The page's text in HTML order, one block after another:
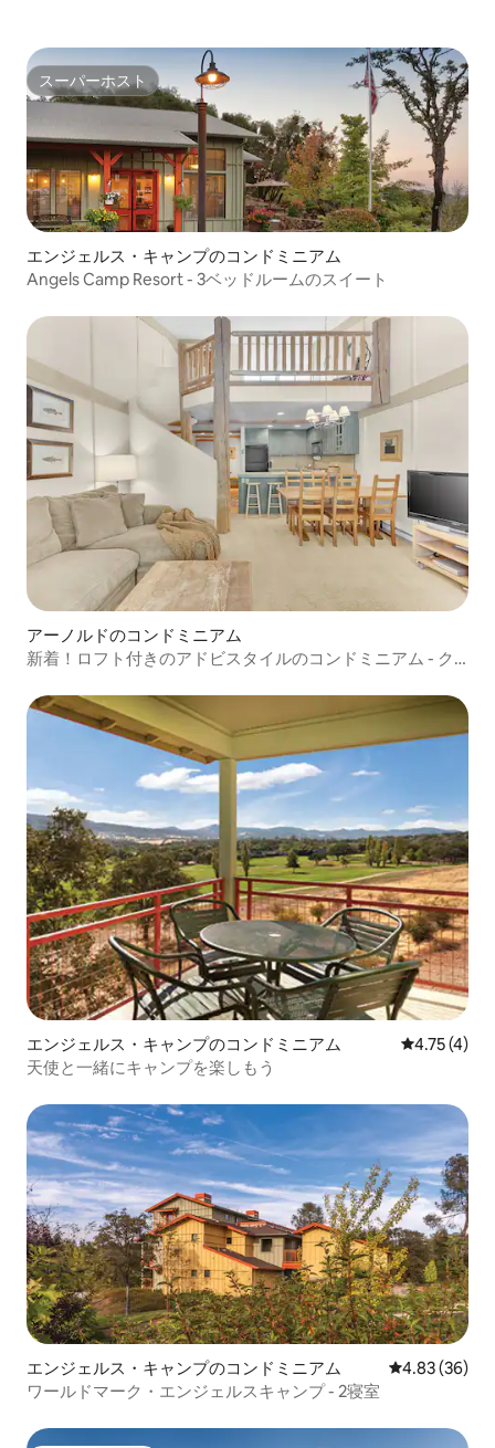
スーパーホスト
スーパーホスト
エンジェルス・キャンプのコンドミニアム
Angels Camp Resort - 3ベッドルームのスイート
アーノルドのコンドミニアム
新着！ロフト付きのアドビスタイルのコンドミニアム - ク
エンジェルス・キャンプのコンドミニアム レビュー4
4.75 (4)
天使と一緒にキャンプを楽しもう
エンジェルス・キャンプのコンドミニアム レビュー36
4.83 (36)
ワールドマーク・エンジェルスキャンプ - 2寝室